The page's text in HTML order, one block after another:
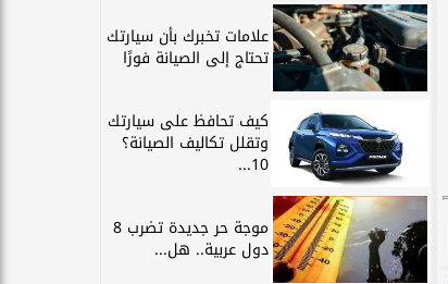
علامات تخبرك بأن سيارتك
تحتاج إلى الصيانة فورًا
كيف تحافظ على سيارتك
وتقلل تكاليف الصيانة؟
10...
موجة حر جديدة تضرب 8
دول عربية.. هل...